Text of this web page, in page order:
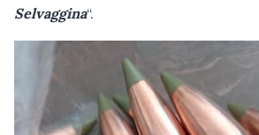
Selvaggina“.